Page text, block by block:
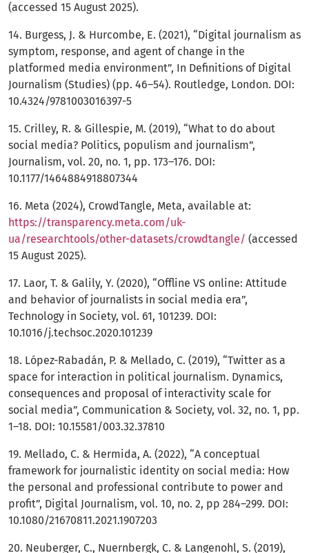
(accessed 15 August 2025).
14. Burgess, J. & Hurcombe, E. (2021), “Digital journalism as
symptom, response, and agent of change in the
platformed media environment”, In Definitions of Digital
Journalism (Studies) (pp. 46–54). Routledge, London. DOI:
10.4324/9781003016397-5
15. Crilley, R. & Gillespie, M. (2019), “What to do about
social media? Politics, populism and journalism”,
Journalism, vol. 20, no. 1, pp. 173–176. DOI:
10.1177/1464884918807344
16. Meta (2024), CrowdTangle, Meta, available at:
https://transparency.meta.com/uk-
ua/researchtools/other-datasets/crowdtangle/ (accessed
15 August 2025).
17. Laor, T. & Galily, Y. (2020), “Offline VS online: Attitude
and behavior of journalists in social media era”,
Technology in Society, vol. 61, 101239. DOI:
10.1016/j.techsoc.2020.101239
18. López-Rabadán, P. & Mellado, C. (2019), “Twitter as a
space for interaction in political journalism. Dynamics,
consequences and proposal of interactivity scale for
social media”, Communication & Society, vol. 32, no. 1, pp.
1–18. DOI: 10.15581/003.32.37810
19. Mellado, C. & Hermida, A. (2022), “A conceptual
framework for journalistic identity on social media: How
the personal and professional contribute to power and
profit”, Digital Journalism, vol. 10, no. 2, pp 284–299. DOI:
10.1080/21670811.2021.1907203
20. Neuberger, C., Nuernbergk, C. & Langenohl, S. (2019),